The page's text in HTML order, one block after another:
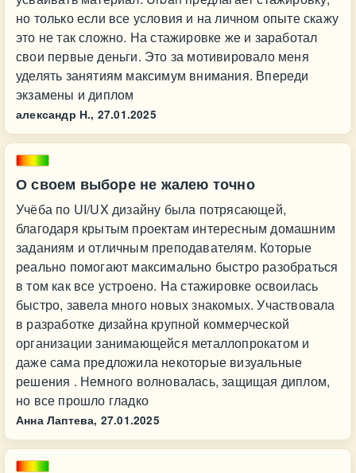
но только если все условия и на личном опыте скажу
это не так сложно. На стажировке же и заработал
свои первые деньги. Это за мотивировало меня
уделять занятиям максимум внимания. Впереди
экзамены и диплом
александр Н., 27.01.2025
О своем выборе не жалею точно
Учёба по UI/UX дизайну была потрясающей,
благодаря крытым проектам интересным домашним
заданиям и отличным преподавателям. Которые
реально помогают максимально быстро разобраться
в том как все устроено. На стажировке освоилась
быстро, завела много новых знакомых. Участвовала
в разработке дизайна крупной коммерческой
организации занимающейся металлопрокатом и
даже сама предложила некоторые визуальные
решения . Немного волновалась, защищая диплом,
но все прошло гладко
Анна Лаптева, 27.01.2025